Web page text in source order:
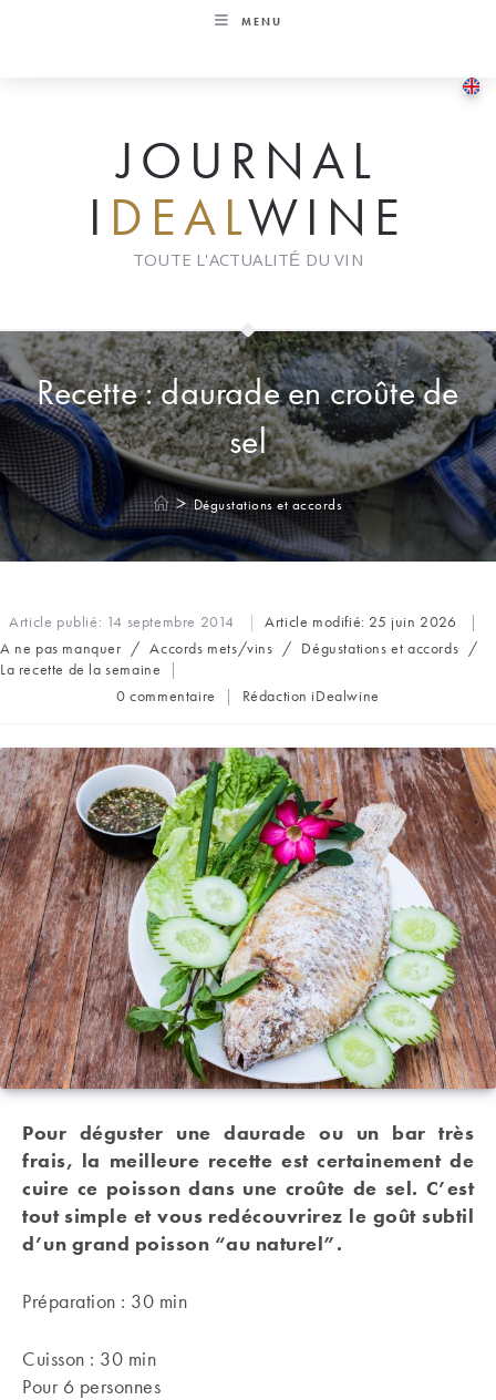
MENU
JOURNAL
I DEALWINE
TOUTE L'ACTUALITÉ DU VIN
Recette : daurade en croûte de
sel
> Dégustations et accords
Article publié: 14 septembre 2014 Article modifié: 25 juin 2026
Post
category:
A ne pas manquer / Accords mets/vins / Dégustations et accords /
La recette de la semaine
Commentaires
publication :
0 commentaire
Auteur/autrice
publication :
Rédaction iDealwine
Pour déguster une daurade ou un bar très
frais, la meilleure recette est certainement de
cuire ce poisson dans une croûte de sel. C’est
tout simple et vous redécouvrirez le goût subtil
d’un grand poisson “au naturel”.
Préparation : 30 min
Cuisson : 30 min
Pour 6 personnes